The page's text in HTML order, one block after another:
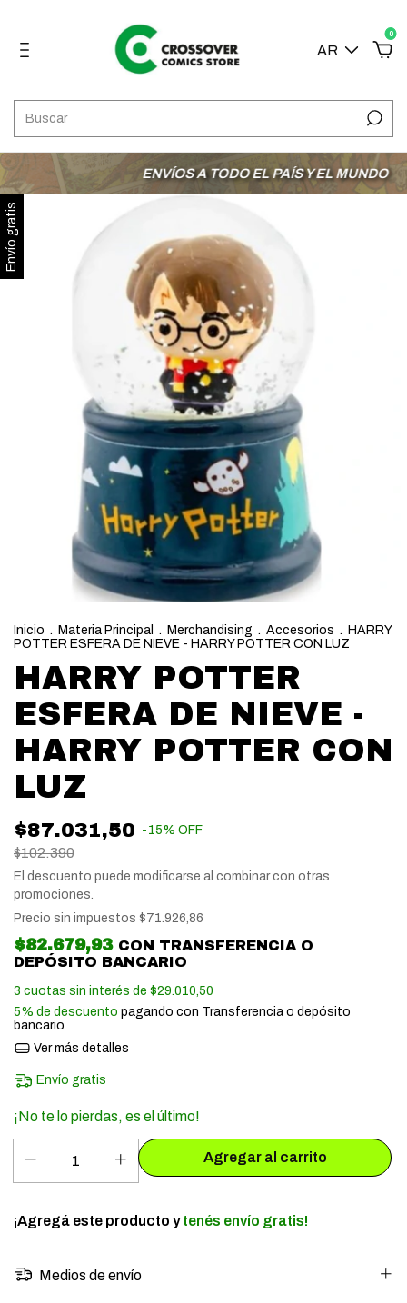
AR
0
ENVÍOS A TODO EL PAÍS Y EL MUNDO 3
Envío gratis
Inicio . Materia Principal . Merchandising . Accesorios . HARRY
POTTER ESFERA DE NIEVE - HARRY POTTER CON LUZ
HARRY POTTER
ESFERA DE NIEVE -
HARRY POTTER CON
LUZ
$87.031,50 - 15% OFF
$102.390
El descuento puede modificarse al combinar con otras
promociones.
Precio sin impuestos $71.926,86
$82.679,93 CON TRANSFERENCIA O
DEPÓSITO BANCARIO
3 cuotas sin interés de $29.010,50
5% de descuento pagando con Transferencia o depósito
bancario
Ver más detalles
Envío gratis
¡No te lo pierdas, es el último!
¡Agregá este producto ytenés envío gratis!
Medios de envío